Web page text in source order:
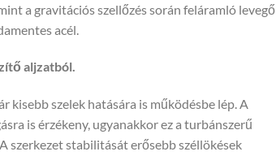
a gravitációs szellőzés során feláramló levegő
acél.
aljzatból.
kisebb szelek hatására is működésbe lép. A
is érzékeny, ugyanakkor ez a turbánszerű
szerkezet stabilitását erősebb széllökések